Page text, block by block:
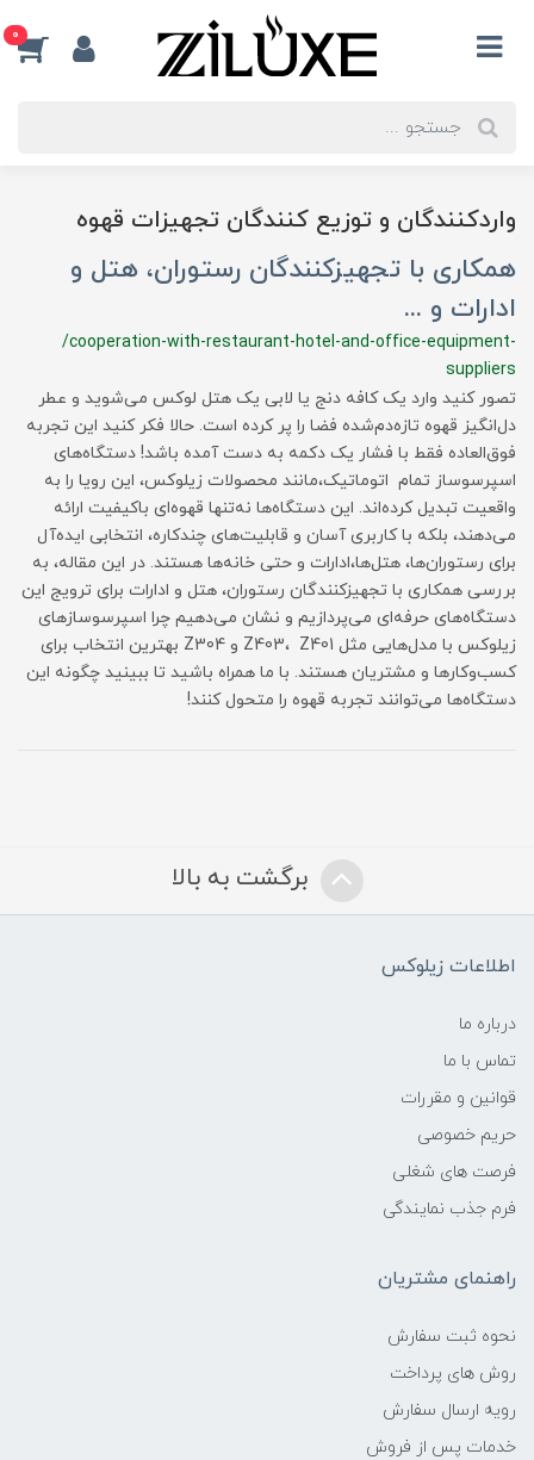
0
واردکنندگان و توزیع کنندگان تجهیزات قهوه
همکاری با تجهیزکنندگان رستوران، هتل و
ادارات و ...
/cooperation-with-restaurant-hotel-and-office-equipment-
suppliers
تصور کنید وارد یک کافه دنج یا لابی یک هتل لوکس می‌شوید و عطر
دل‌انگیز قهوه تازه‌دم‌شده فضا را پر کرده است. حالا فکر کنید این تجربه
فوق‌العاده فقط با فشار یک دکمه به دست آمده باشد! دستگاه‌های
اسپرسوساز تمام اتوماتیک،مانند محصولات زیلوکس، این رویا را به
واقعیت تبدیل کرده‌اند. این دستگاه‌ها نه‌تنها قهوه‌ای باکیفیت ارائه
می‌دهند، بلکه با کاربری آسان و قابلیت‌های چندکاره، انتخابی ایده‌آل
برای رستوران‌ها، هتل‌ها،ادارات و حتی خانه‌ها هستند. در این مقاله، به
بررسی همکاری با تجهیزکنندگان رستوران، هتل و ادارات برای ترویج این
دستگاه‌های حرفه‌ای می‌پردازیم و نشان می‌دهیم چرا اسپرسوسازهای
زیلوکس با مدل‌هایی مثل Z403، Z401 و Z304 بهترین انتخاب برای
کسب‌وکارها و مشتریان هستند. با ما همراه باشید تا ببینید چگونه این
دستگاه‌ها می‌توانند تجربه قهوه را متحول کنند!
برگشت به بالا
اطلاعات زیلوکس
درباره ما
تماس با ما
قوانین و مقررات
حریم خصوصی
فرصت های شغلی
فرم جذب نمایندگی
راهنمای مشتریان
نحوه ثبت سفارش
روش های پرداخت
رویه ارسال سفارش
خدمات پس از فروش